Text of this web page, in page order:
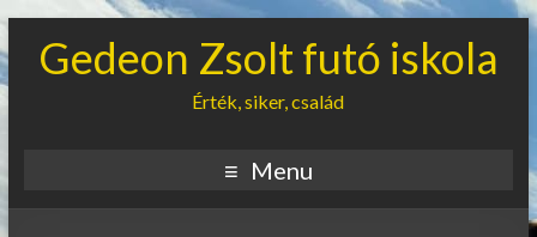
Gedeon Zsolt futó iskola
Érték, siker, család
Menu